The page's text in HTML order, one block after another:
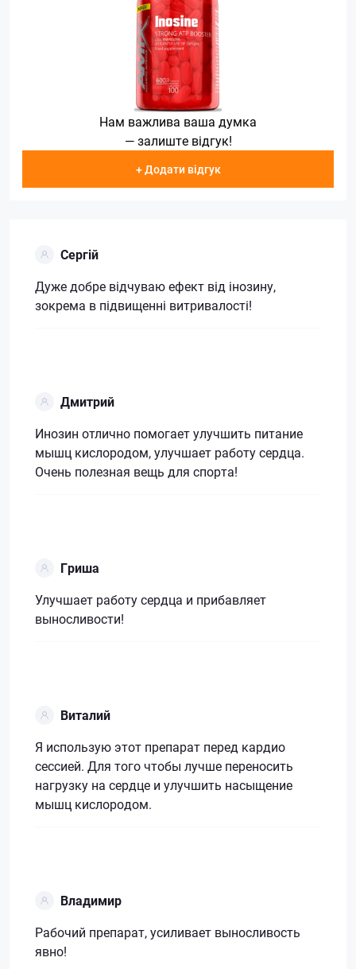
Нам важлива ваша думка
— залиште відгук!
+ Додати відгук
Сергій
Дуже добре відчуваю ефект від інозину,
зокрема в підвищенні витривалості!
Дмитрий
Инозин отлично помогает улучшить питание
мышц кислородом, улучшает работу сердца.
Очень полезная вещь для спорта!
Гриша
Улучшает работу сердца и прибавляет
выносливости!
Виталий
Я использую этот препарат перед кардио
сессией. Для того чтобы лучше переносить
нагрузку на сердце и улучшить насыщение
мышц кислородом.
Владимир
Рабочий препарат, усиливает выносливость
явно!